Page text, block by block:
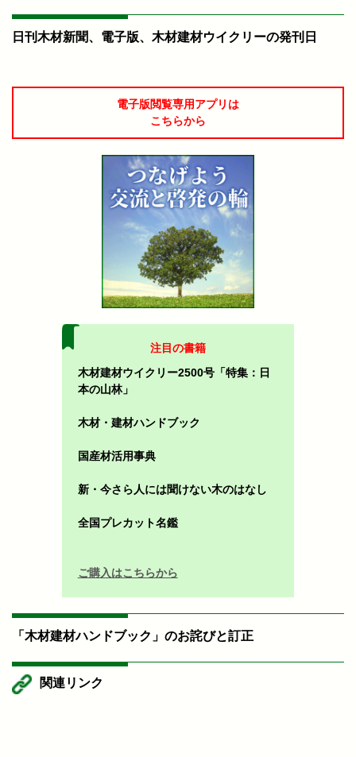
日刊木材新聞、電子版、木材建材ウイクリーの発刊日
電子版閲覧専用アプリは
こちらから
注目の書籍
木材建材ウイクリー2500号「特集：日
本の山林」
木材・建材ハンドブック
国産材活用事典
新・今さら人には聞けない木のはなし
全国プレカット名鑑
ご購入はこちらから
「木材建材ハンドブック」のお詫びと訂正
関連リンク